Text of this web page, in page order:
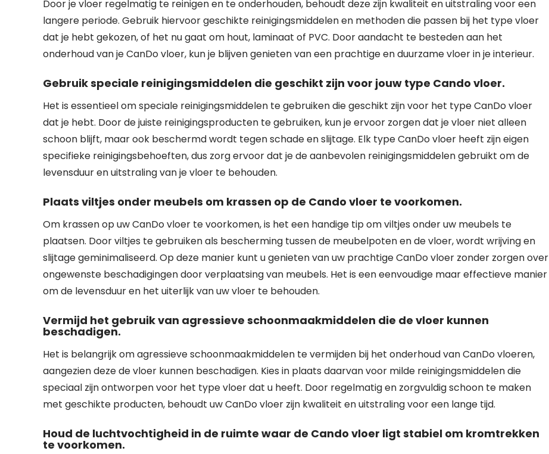
Door je vloer regelmatig te reinigen en te onderhouden, behoudt deze zijn kwaliteit en uitstraling voor een
langere periode. Gebruik hiervoor geschikte reinigingsmiddelen en methoden die passen bij het type vloer
dat je hebt gekozen, of het nu gaat om hout, laminaat of PVC. Door aandacht te besteden aan het
onderhoud van je CanDo vloer, kun je blijven genieten van een prachtige en duurzame vloer in je interieur.
Gebruik speciale reinigingsmiddelen die geschikt zijn voor jouw type Cando vloer.
Het is essentieel om speciale reinigingsmiddelen te gebruiken die geschikt zijn voor het type CanDo vloer
dat je hebt. Door de juiste reinigingsproducten te gebruiken, kun je ervoor zorgen dat je vloer niet alleen
schoon blijft, maar ook beschermd wordt tegen schade en slijtage. Elk type CanDo vloer heeft zijn eigen
specifieke reinigingsbehoeften, dus zorg ervoor dat je de aanbevolen reinigingsmiddelen gebruikt om de
levensduur en uitstraling van je vloer te behouden.
Plaats viltjes onder meubels om krassen op de Cando vloer te voorkomen.
Om krassen op uw CanDo vloer te voorkomen, is het een handige tip om viltjes onder uw meubels te
plaatsen. Door viltjes te gebruiken als bescherming tussen de meubelpoten en de vloer, wordt wrijving en
slijtage geminimaliseerd. Op deze manier kunt u genieten van uw prachtige CanDo vloer zonder zorgen over
ongewenste beschadigingen door verplaatsing van meubels. Het is een eenvoudige maar effectieve manier
om de levensduur en het uiterlijk van uw vloer te behouden.
Vermijd het gebruik van agressieve schoonmaakmiddelen die de vloer kunnen
beschadigen.
Het is belangrijk om agressieve schoonmaakmiddelen te vermijden bij het onderhoud van CanDo vloeren,
aangezien deze de vloer kunnen beschadigen. Kies in plaats daarvan voor milde reinigingsmiddelen die
speciaal zijn ontworpen voor het type vloer dat u heeft. Door regelmatig en zorgvuldig schoon te maken
met geschikte producten, behoudt uw CanDo vloer zijn kwaliteit en uitstraling voor een lange tijd.
Houd de luchtvochtigheid in de ruimte waar de Cando vloer ligt stabiel om kromtrekken
te voorkomen.